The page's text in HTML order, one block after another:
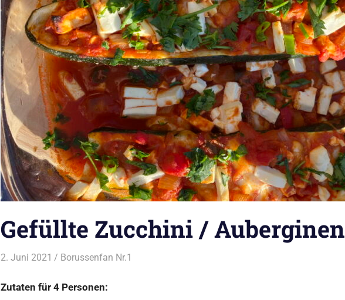
Gefüllte Zucchini / Auberginen
2. Juni 2021 Borussenfan Nr.1
Zutaten für 4 Personen: